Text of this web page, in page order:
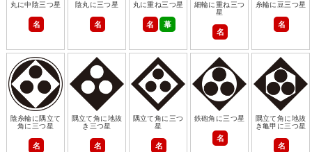
丸に中陰三つ星
名
陰丸に三つ星
名
丸に重ね三つ星
名 幕
細輪に重ね三つ
星
名
糸輪に豆三つ星
名
陰糸輪に隅立て
角に三つ星
名
隅立て角に地抜
き三つ星
名
隅立て角に三つ
星
名
鉄砲角に三つ星
名
隅立て角に地抜
き亀甲に三つ星
名